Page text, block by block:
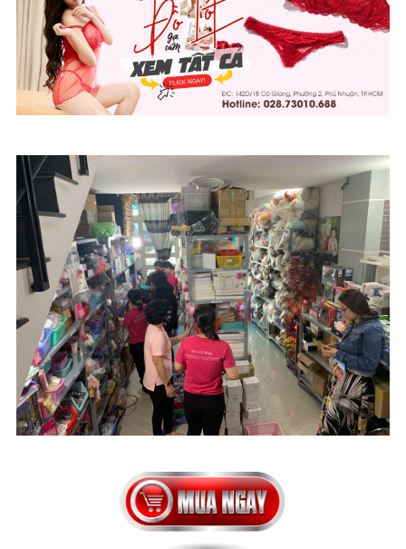
MỸ ANH SHOP
ĐC: 142d/18 Cô Giang, Phường 2, Phú Nhuận, Tp.HCM ( Đi hết
02873.010.688,0978.357.900 , 0888.688.446
www.chosaigon24h.vn
Email: myanhshop2015@gmail.com